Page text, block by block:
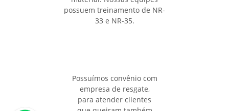
possuem treinamento de NR-
33 e NR-35.
Possuímos convênio com
empresa de resgate,
para atender clientes